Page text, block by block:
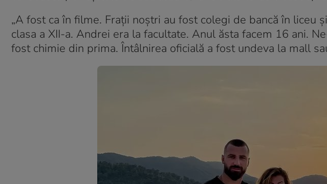
„A fost ca în filme. Frații noștri au fost colegi de bancă în liceu
clasa a XII-a. Andrei era la facultate. Anul ăsta facem 16 ani.
fost chimie din prima. Întâlnirea oficială a fost undeva la mall